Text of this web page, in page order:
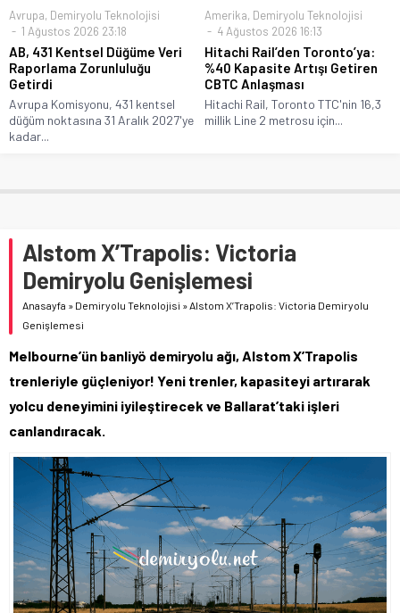
Avrupa, Demiryolu Teknolojisi
1 Ağustos 2026 23:18
AB, 431 Kentsel Düğüme Veri
Raporlama Zorunluluğu
Getirdi
Avrupa Komisyonu, 431 kentsel
düğüm noktasına 31 Aralık 2027'ye
kadar...
Amerika, Demiryolu Teknolojisi
4 Ağustos 2026 16:13
Hitachi Rail’den Toronto’ya:
%40 Kapasite Artışı Getiren
CBTC Anlaşması
Hitachi Rail, Toronto TTC'nin 16,3
millik Line 2 metrosu için...
Alstom X’Trapolis: Victoria
Demiryolu Genişlemesi
Anasayfa » Demiryolu Teknolojisi »Alstom X’Trapolis: Victoria Demiryolu
Genişlemesi
Melbourne’ün banliyö demiryolu ağı, Alstom X’Trapolis
trenleriyle güçleniyor! Yeni trenler, kapasiteyi artırarak
yolcu deneyimini iyileştirecek ve Ballarat’taki işleri
canlandıracak.